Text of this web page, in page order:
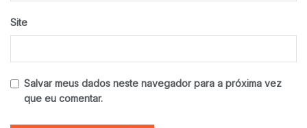
Site
Salvar meus dados neste navegador para a próxima vez
que eu comentar.